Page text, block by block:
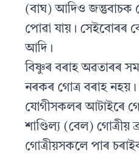
(বাঘ) আদিও জন্তুবাচক
পোৱা যায়। সেইবোৰৰ
আদি।
বিষ্ণুৰ বৰাহ অৱতাৰৰ
নৰকৰ গোত্ৰ বৰাহ
যোগীসকলৰ আটাইৰে
শাণ্ডিল্য (বেল) গোত্ৰীয়
গোত্ৰীয়সকলে পাৰ